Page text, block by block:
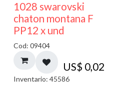
1028 swarovski
chaton montana F
PP12 x und
Cod: 09404
US$ 0,02
Inventario: 45586